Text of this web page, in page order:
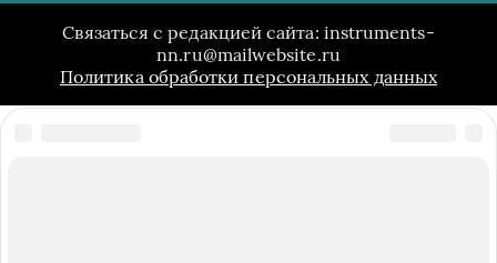
Связаться с редакцией сайта: instruments-
nn.ru@mailwebsite.ru
Политика обработки персональных данных